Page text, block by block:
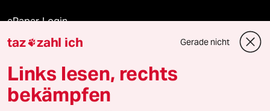
ePaper Login
Downloads für Abonnierende
© 2026 taz Verlags und Vertriebs GmbH
taz zahl ich Gerade nicht
Links lesen, rechts
bekämpfen